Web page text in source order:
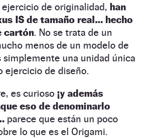
de originalidad, han
IS de tamaño real… hecho
cartón. No se trata de un
menos de un modelo de
simplemente una unidad única
ejercicio de diseño.
es curioso ¡y además
eso de denominarlo
parece que están un poco
lo que es el Origami.